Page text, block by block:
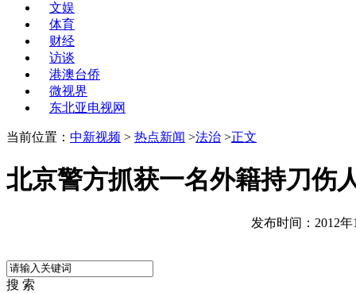
文娱
体育
财经
访谈
港澳台侨
微视界
东北亚电视网
当前位置： 中新视频 > 热点新闻 >法治 >正文
北京警方抓获一名外籍持刀伤
发布时间：2012年
搜 索